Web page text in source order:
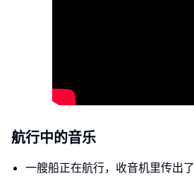
航行中的音乐
一艘船正在航行，收音机里传出